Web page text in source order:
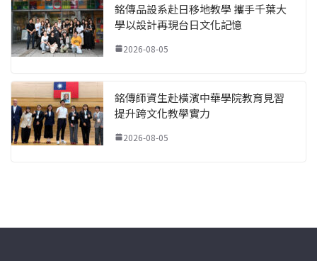
銘傳品設系赴日移地教學 攜手千葉大
學以設計再現台日文化記憶
2026-08-05
銘傳師資生赴橫濱中華學院教育見習
提升跨文化教學實力
2026-08-05